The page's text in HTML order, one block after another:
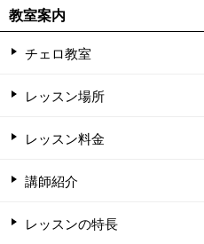
教室案内
チェロ教室
レッスン場所
レッスン料金
講師紹介
レッスンの特長